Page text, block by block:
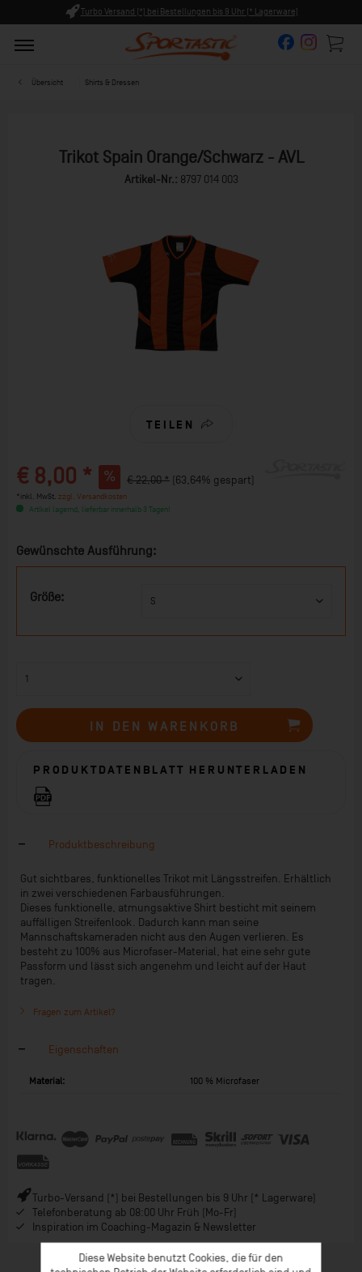
bis 9 Uhr (* Lagerware) Persönliche Beratung ab
Übersicht Shirts & Dressen
Trikot Spain Orange/Schwarz - AVL
Artikel-Nr.: 8797 014 003
TEILEN
€ 8,00 * € 22,00 * (63,64% gespart)
*inkl. MwSt. zzgl. Versandkosten
Artikel lagernd, lieferbar innerhalb 3 Tagen!
Gewünschte Ausführung:
Größe:
IN DEN WARENKORB
PRODUKTDATENBLATT HERUNTERLADEN
Produktbeschreibung
Gut sichtbares, funktionelles Trikot mit Längsstreifen. Erhältlich
in zwei verschiedenen Farbausführungen.
Dieses funktionelle, atmungsaktive Shirt besticht mit seinem
auffälligen Streifenlook. Dadurch kann man seine
Mannschaftskameraden nicht aus den Augen verlieren. Es
besteht zu 100% aus Microfaser-Material, hat eine sehr gute
Passform und lässt sich angenehm und leicht auf der Haut
tragen.
Fragen zum Artikel?
Eigenschaften
Material: 100 % Microfaser
Turbo-Versand (*) bei Bestellungen bis 9 Uhr (* Lagerware)
Telefonberatung ab 08:00 Uhr Früh (Mo-Fr)
Inspiration im Coaching-Magazin & Newsletter
Diese Website benutzt Cookies, die für den